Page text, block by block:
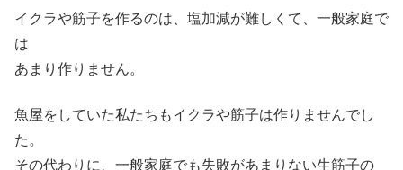
イクラや筋子を作るのは、塩加減が難しくて、一般家庭で
は
あまり作りません。
魚屋をしていた私たちもイクラや筋子は作りませんでし
た。
その代わりに、一般家庭でも失敗があまりない生筋子の